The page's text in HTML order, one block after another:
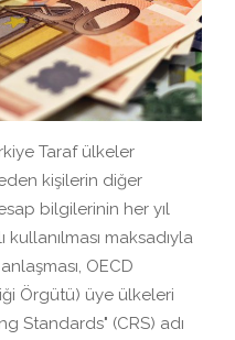
Taraf ülkeler
kişilerin diğer
bilgilerinin her yıl
maksadıyla
OECD
Örgütü) üye ülkeleri
Standards" (CRS) adı